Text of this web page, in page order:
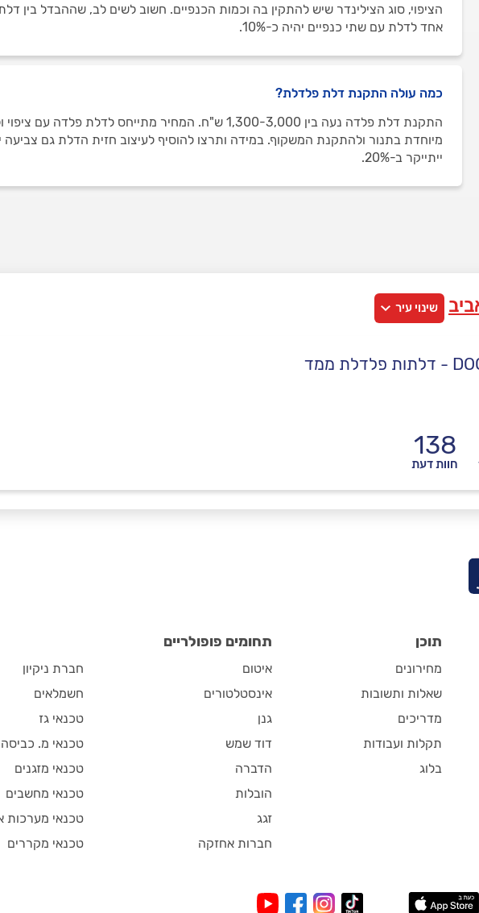
הציפוי, סוג הצילינדר שיש להתקין בה וכמות הכנפיים. חשוב לשים לב, שההבדל בין
אחד לדלת עם שתי כנפיים יהיה כ-10%.
כמה עולה התקנת דלת פלדלת?
התקנת דלת פלדה נעה בין 1,300-3,000 ש"ח. המחיר מתייחס לדלת פלדה
מיוחדת בתנור ולהתקנת המשקוף. במידה ותרצו להוסיף לעיצוב חזית הדלת גם צביעה
ייתייקר ב-20%.
שינוי עיר
DOOR GAL - דלתות פלדלת ממד
138
חוות דעת
תוכן
מחירונים
שאלות ותשובות
מדריכים
תקלות ועבודות
בלוג
תחומים פופולריים
איטום
אינסטלטורים
גנן
דוד שמש
הדברה
הובלות
זגג
חברות אחזקה
חברת ניקיון
חשמלאים
טכנאי גז
טכנאי מ. כביסה
טכנאי מזגנים
טכנאי מחשבים
טכנאי מערכות
טכנאי מקררים